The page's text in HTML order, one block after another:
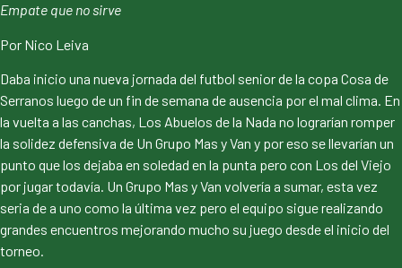
Empate que no sirve
Por Nico Leiva
Daba inicio una nueva jornada del futbol senior de la copa Cosa de
Serranos luego de un fin de semana de ausencia por el mal clima. En
la vuelta a las canchas, Los Abuelos de la Nada no lograrían romper
la solidez defensiva de Un Grupo Mas y Van y por eso se llevarían un
punto que los dejaba en soledad en la punta pero con Los del Viejo
por jugar todavía. Un Grupo Mas y Van volvería a sumar, esta vez
seria de a uno como la última vez pero el equipo sigue realizando
grandes encuentros mejorando mucho su juego desde el inicio del
torneo.